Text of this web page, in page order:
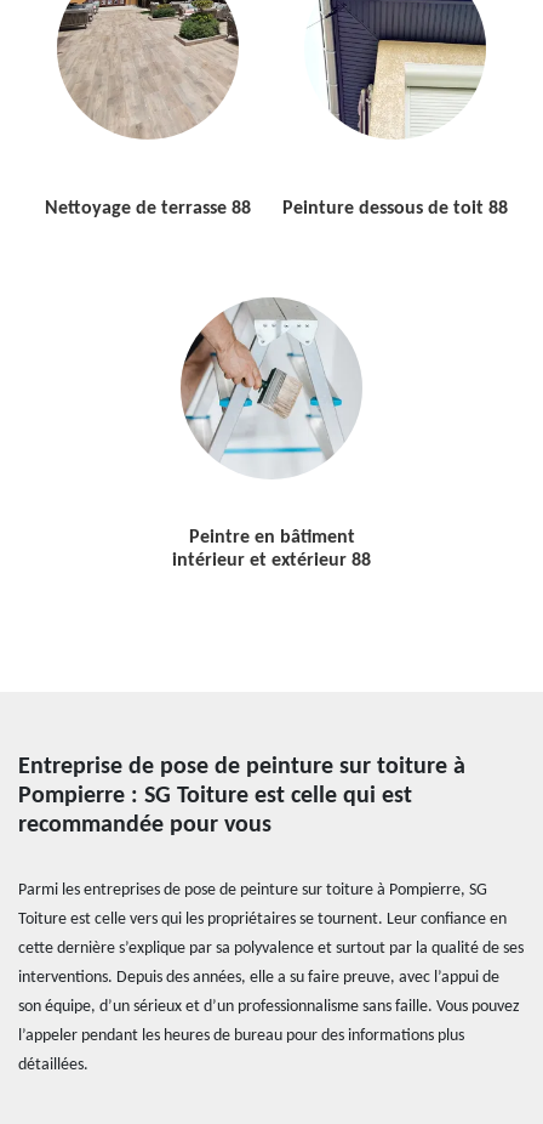
Nettoyage de terrasse 88 Peinture dessous de toit 88
Peintre en bâtiment
intérieur et extérieur 88
Entreprise de pose de peinture sur toiture à
Pompierre : SG Toiture est celle qui est
recommandée pour vous
Parmi les entreprises de pose de peinture sur toiture à Pompierre, SG
Toiture est celle vers qui les propriétaires se tournent. Leur confiance en
cette dernière s’explique par sa polyvalence et surtout par la qualité de ses
interventions. Depuis des années, elle a su faire preuve, avec l’appui de
son équipe, d’un sérieux et d’un professionnalisme sans faille. Vous pouvez
l’appeler pendant les heures de bureau pour des informations plus
détaillées.